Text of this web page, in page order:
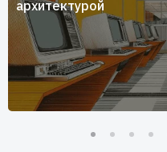
архитектурой